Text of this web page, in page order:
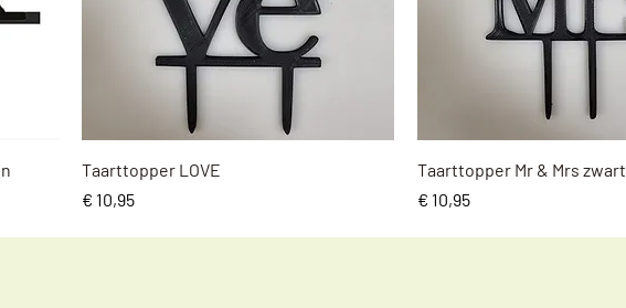
Snel overzicht
Taarttopper LOVE
Prijs
€ 10,95
Snel overzicht
Taarttopper Mr & Mrs zwart
Prijs
€ 10,95